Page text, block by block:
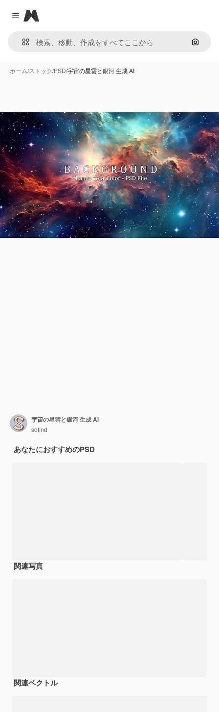
Close menu
Magnific
画像で
ホーム/ストック/PSD/宇宙の星雲と銀河 生成 AI
宇宙の星雲と銀河 生成 AI
sofind
あなたにおすすめのPSD
関連写真
関連ベクトル